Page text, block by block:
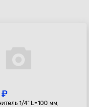
₽
1/4" L=100 мм,